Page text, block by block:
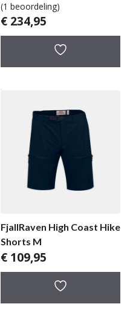
(1 beoordeling)
€ 234,95
FjallRaven High Coast Hike
Shorts M
€ 109,95